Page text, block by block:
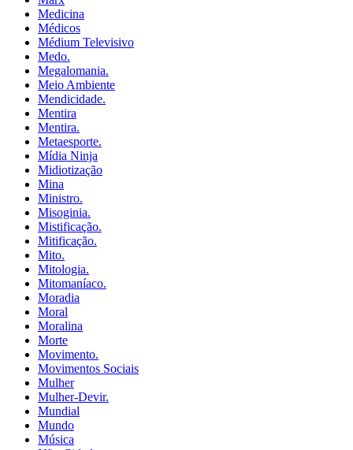
Medicina
Médicos
Médium Televisivo
Medo.
Megalomania.
Meio Ambiente
Mendicidade.
Mentira
Mentira.
Metaesporte.
Mídia Ninja
Midiotização
Mina
Ministro.
Misoginia.
Mistificação.
Mitificação.
Mito.
Mitologia.
Mitomaníaco.
Moradia
Moral
Moralina
Morte
Movimento.
Movimentos Sociais
Mulher
Mulher-Devir.
Mundial
Mundo
Música